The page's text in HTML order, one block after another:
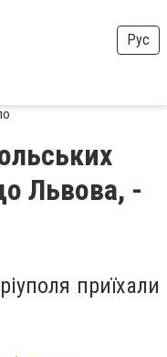
Рус
Львова, -
приїхали